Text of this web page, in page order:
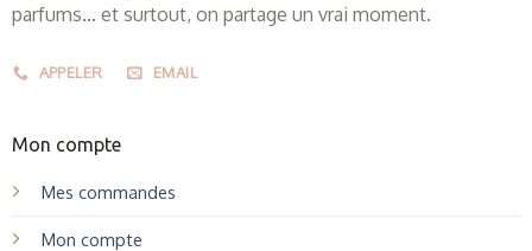
parfums… et surtout, on partage un vrai moment.
APPELER EMAIL
Mon compte
Mes commandes
Mon compte